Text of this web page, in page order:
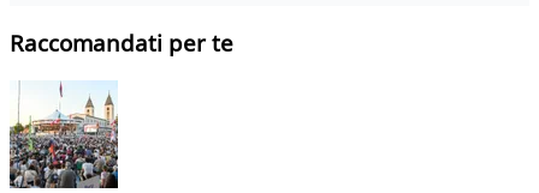
Raccomandati per te